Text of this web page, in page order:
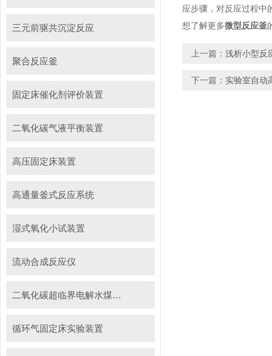
三元前驱共沉淀反应
聚合反应釜
固定床催化剂评价装置
二氧化碳气液平衡装置
高压固定床装置
高通量釜式反应系统
湿式氧化小试装置
流动合成反应仪
二氧化碳超临界电解水煤浆制甲烷装置
循环气固定床实验装置
应步骤，对反应过程中
想了解更多微型反应釜
上一篇： 浅析小型反
下一篇： 实验室自动